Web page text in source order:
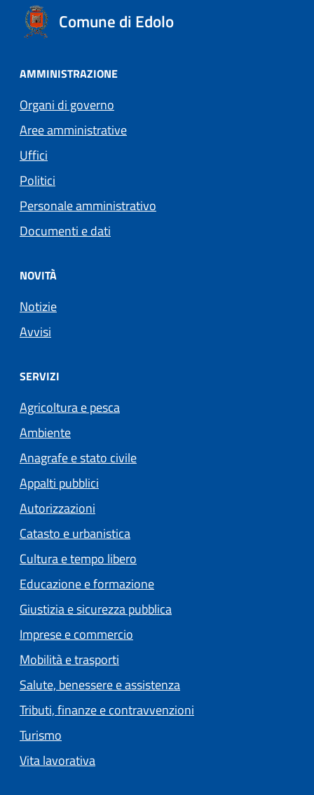
Comune di Edolo
AMMINISTRAZIONE
Organi di governo
Aree amministrative
Uffici
Politici
Personale amministrativo
Documenti e dati
NOVITÀ
Notizie
Avvisi
SERVIZI
Agricoltura e pesca
Ambiente
Anagrafe e stato civile
Appalti pubblici
Autorizzazioni
Catasto e urbanistica
Cultura e tempo libero
Educazione e formazione
Giustizia e sicurezza pubblica
Imprese e commercio
Mobilità e trasporti
Salute, benessere e assistenza
Tributi, finanze e contravvenzioni
Turismo
Vita lavorativa